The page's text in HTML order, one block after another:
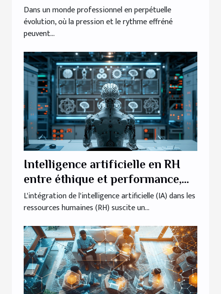
productivité
Dans un monde professionnel en perpétuelle
évolution, où la pression et le rythme effréné
peuvent...
Intelligence artificielle en RH
entre éthique et performance,
où se situer
L'intégration de l'intelligence artificielle (IA) dans les
ressources humaines (RH) suscite un...